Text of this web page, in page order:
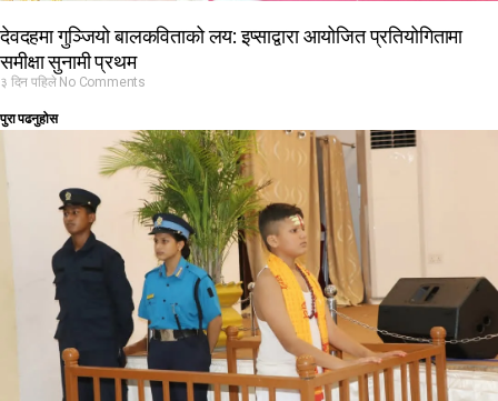
देवदहमा गुञ्जियो बालकविताको लय: इप्साद्वारा आयोजित प्रतियोगितामा
समीक्षा सुनामी प्रथम
३ दिन पहिले No Comments
पुरा पढनुहोस